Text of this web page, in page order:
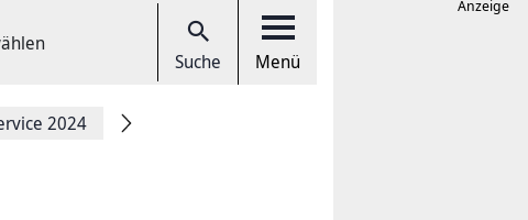
Suche Menü
2024
Anzeige